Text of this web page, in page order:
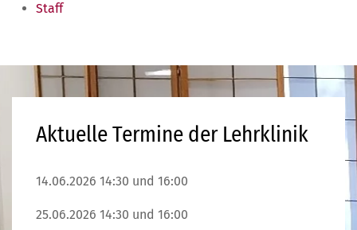
Staff
Aktuelle Termine der Lehrklinik
14.06.2026 14:30 und 16:00
25.06.2026 14:30 und 16:00